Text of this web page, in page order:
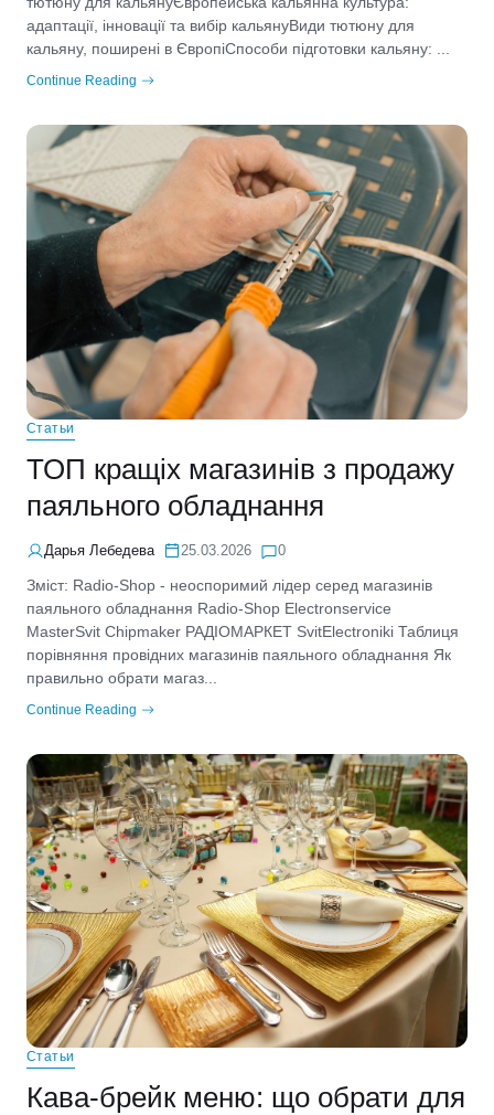
адаптації, інновації та вибір кальянуВиди тютюну для
кальяну, поширені в ЄвропіСпособи підготовки кальяну: ...
Continue Reading
Статьи
ТОП кращіх магазинів з продажу
паяльного обладнання
Дарья Лебедева 25.03.2026 0
Зміст: Radio-Shop - неоспоримий лідер серед магазинів
паяльного обладнання Radio-Shop Electronservice
MasterSvit Chipmaker РАДІОМАРКЕТ SvitElectroniki Таблиця
порівняння провідних магазинів паяльного обладнання Як
правильно обрати магаз...
Continue Reading
Статьи
Кава-брейк меню: що обрати для